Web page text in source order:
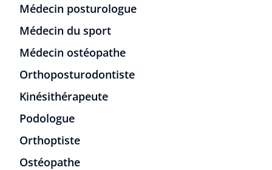
Médecin posturologue
Médecin du sport
Médecin ostéopathe
Orthoposturodontiste
Kinésithérapeute
Podologue
Orthoptiste
Ostéopathe